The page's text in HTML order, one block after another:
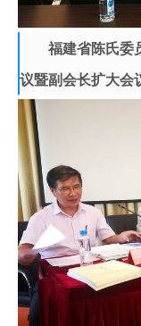
福建省陈氏委
议暨副会长扩大会